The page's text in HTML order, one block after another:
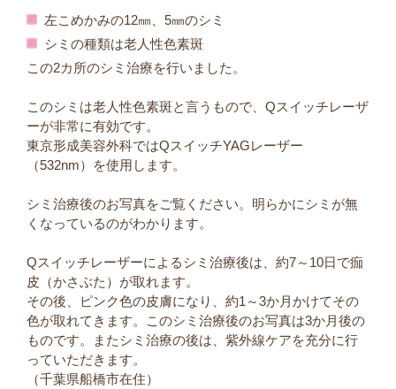
左こめかみの12㎜、5㎜のシミ
シミの種類は老人性色素斑
この2カ所のシミ治療を行いました。
このシミは老人性色素斑と言うもので、Qスイッチレーザ
ーが非常に有効です。
東京形成美容外科ではQスイッチYAGレーザー
（532nm）を使用します。
シミ治療後のお写真をご覧ください。明らかにシミが無
くなっているのがわかります。
Qスイッチレーザーによるシミ治療後は、約7～10日で痂
皮（かさぶた）が取れます。
その後、ピンク色の皮膚になり、約1～3か月かけてその
色が取れてきます。このシミ治療後のお写真は3か月後の
ものです。またシミ治療の後は、紫外線ケアを充分に行
っていただきます。
（千葉県船橋市在住）